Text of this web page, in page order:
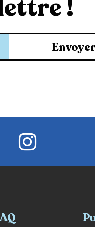
!